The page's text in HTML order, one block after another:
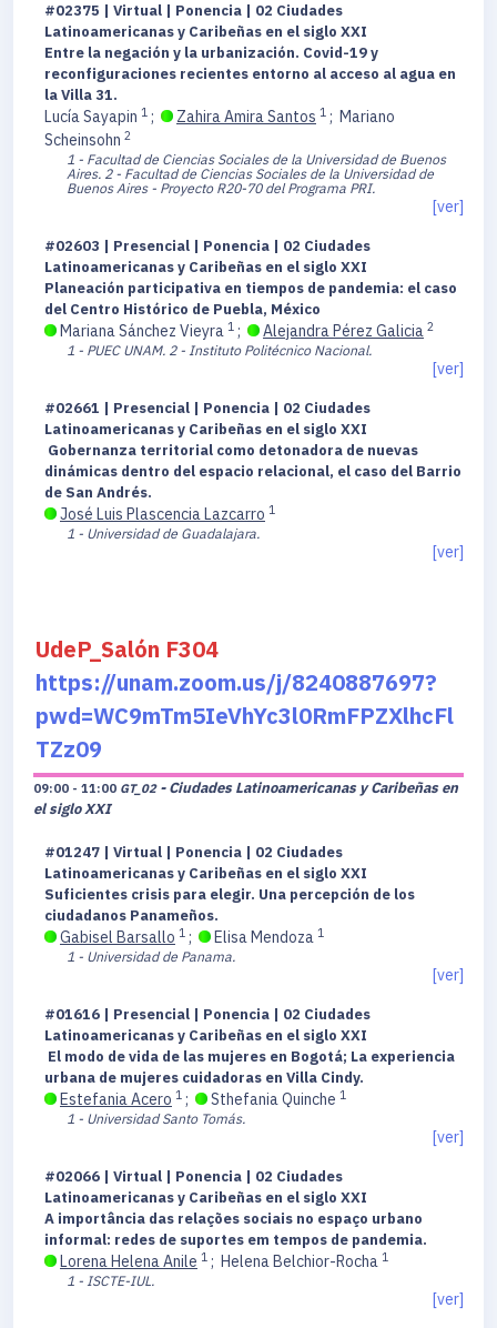
#02375 | Virtual | Ponencia | 02 Ciudades
Latinoamericanas y Caribeñas en el siglo XXI
Entre la negación y la urbanización. Covid-19 y
reconfiguraciones recientes entorno al acceso al agua en
la Villa 31.
Lucía Sayapin 1 ; Zahira Amira Santos 1 ; Mariano
Scheinsohn 2
1 - Facultad de Ciencias Sociales de la Universidad de Buenos
Aires. 2 - Facultad de Ciencias Sociales de la Universidad de
Buenos Aires - Proyecto R20-70 del Programa PRI.
[ver]
#02603 | Presencial | Ponencia | 02 Ciudades
Latinoamericanas y Caribeñas en el siglo XXI
Planeación participativa en tiempos de pandemia: el caso
del Centro Histórico de Puebla, México
Mariana Sánchez Vieyra 1 ; Alejandra Pérez Galicia 2
1 - PUEC UNAM. 2 - Instituto Politécnico Nacional.
[ver]
#02661 | Presencial | Ponencia | 02 Ciudades
Latinoamericanas y Caribeñas en el siglo XXI
Gobernanza territorial como detonadora de nuevas
dinámicas dentro del espacio relacional, el caso del Barrio
de San Andrés.
José Luis Plascencia Lazcarro 1
1 - Universidad de Guadalajara.
[ver]
UdeP_Salón F304
https://unam.zoom.us/j/8240887697?
pwd=WC9mTm5IeVhYc3l0RmFPZXlhcFl
TZz09
09:00 - 11:00 GT_02 - Ciudades Latinoamericanas y Caribeñas en
el siglo XXI
#01247 | Virtual | Ponencia | 02 Ciudades
Latinoamericanas y Caribeñas en el siglo XXI
Suficientes crisis para elegir. Una percepción de los
ciudadanos Panameños.
Gabisel Barsallo 1 ; Elisa Mendoza 1
1 - Universidad de Panama.
[ver]
#01616 | Presencial | Ponencia | 02 Ciudades
Latinoamericanas y Caribeñas en el siglo XXI
El modo de vida de las mujeres en Bogotá; La experiencia
urbana de mujeres cuidadoras en Villa Cindy.
Estefania Acero 1 ; Sthefania Quinche 1
1 - Universidad Santo Tomás.
[ver]
#02066 | Virtual | Ponencia | 02 Ciudades
Latinoamericanas y Caribeñas en el siglo XXI
A importância das relações sociais no espaço urbano
informal: redes de suportes em tempos de pandemia.
Lorena Helena Anile 1 ; Helena Belchior-Rocha 1
1 - ISCTE-IUL.
[ver]